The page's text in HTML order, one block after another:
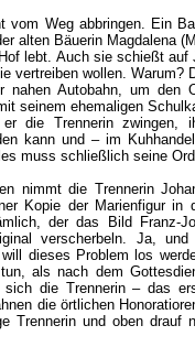
vom Weg abbringen. Ein
alten Bäuerin Magdalena
lebt. Auch sie schießt
vertreiben wollen. Warum?
nahen Autobahn, um den
seinem ehemaligen
die Trennerin zwingen,
kann und – im
muss schließlich seine
nimmt die Trennerin
Kopie der Marienfigur in
der das Bild Franz-
verscherbeln. Ja,
will dieses Problem los
als nach dem
sich die Trennerin – das
die örtlichen
Trennerin und oben